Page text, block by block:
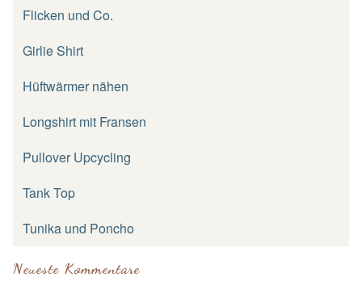
Flicken und Co.
Girlie Shirt
Hüftwärmer nähen
Longshirt mit Fransen
Pullover Upcycling
Tank Top
Tunika und Poncho
Neueste Kommentare